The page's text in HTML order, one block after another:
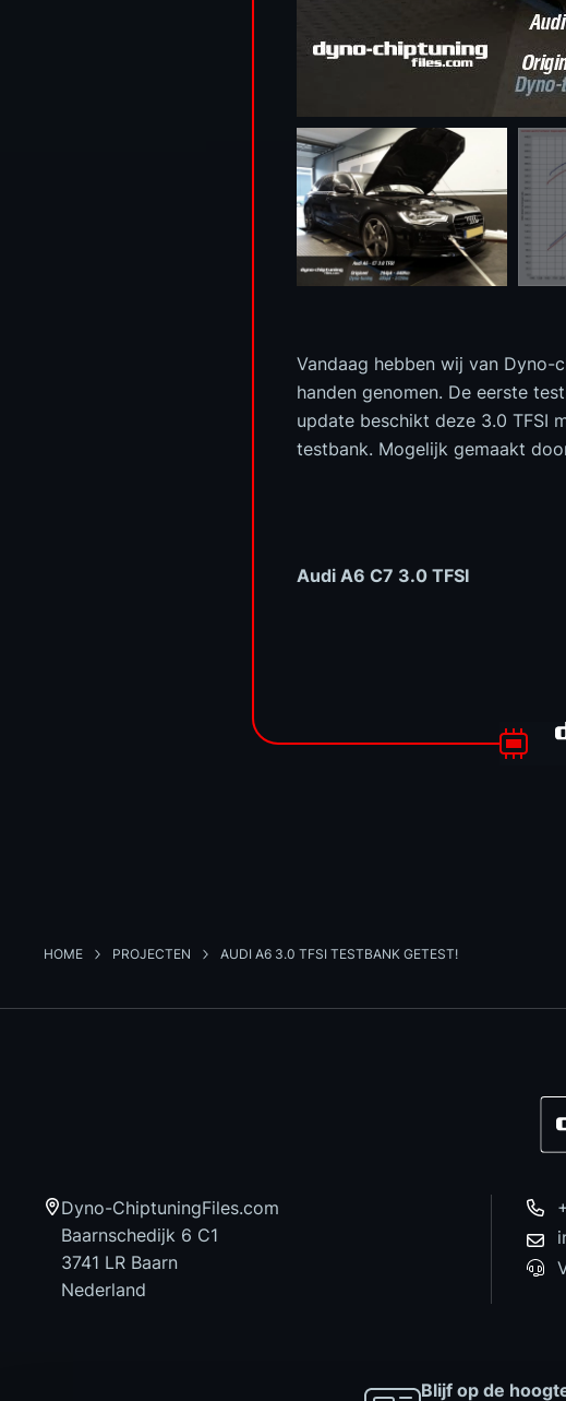
Vandaag hebben wij van
handen genomen. De eerste
update beschikt deze 3.0 TFSI
testbank. Mogelijk gemaakt
Audi A6 C7 3.0 TFSI
HOME PROJECTEN AUDI A6 3.0 TFSI TESTBANK GETEST!
Dyno-ChiptuningFiles.com
Baarnschedijk 6 C1
3741 LR Baarn
Nederland
Blijf op de